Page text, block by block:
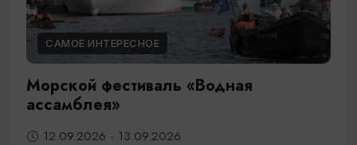
САМОЕ ИНТЕРЕСНОЕ
Морской фестиваль «Водная
ассамблея»
12.09.2026 - 13.09.2026